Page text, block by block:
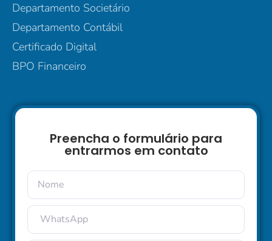
Departamento Societário
Departamento Contábil
Certificado Digital
BPO Financeiro
Preencha o formulário para
entrarmos em contato